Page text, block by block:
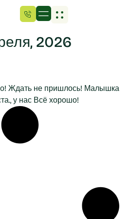
2026
Ждать не пришлось! Малышка
у нас Всё хорошо!